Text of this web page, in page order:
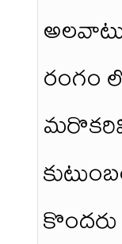
రంగం
కొందరు